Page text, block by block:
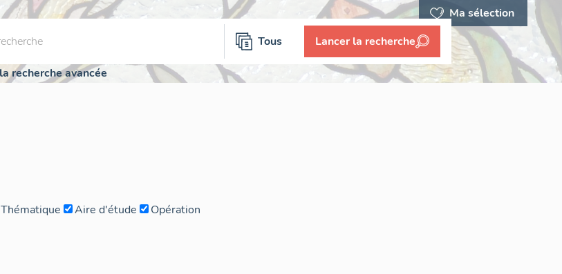
Ma sélection
Tous Lancer la recherche
recherche avancée
Thématique Aire d'étude Opération